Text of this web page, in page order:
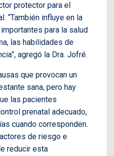
protector para el
“También influye en la
para la salud
las habilidades de
agregó la Dra. Jofré.
que provocan un
sana, pero hay
las pacientes
prenatal adecuado,
cuando corresponden.
de riesgo e
reducir esta